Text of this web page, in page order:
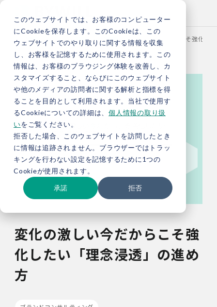
このウェブサイトでは、お客様のコンピューター
にCookieを保存します。このCookieは、この
ウェブサイトでのやり取りに関する情報を収集
し、お客様を記憶するために使用されます。この
情報は、お客様のブラウジング体験を改善し、カ
スタマイズすること、ならびにこのウェブサイト
や他のメディアの訪問者に関する解析と指標を得
ることを目的として利用されます。当社で使用す
るCookieについての詳細は、 個人情報の取り扱
いをご覧ください。
拒否した場合、このウェブサイトを訪問したとき
に情報は追跡されません。ブラウザーではトラッ
キングを行わない設定を記憶するために1つの
Cookieが使用されます。
承諾 拒否
TOP お役立ち情報 ブログ 変化の激しい今だからこそ強化し
変化の激しい今だからこそ強
化したい「理念浸透」の進め
方